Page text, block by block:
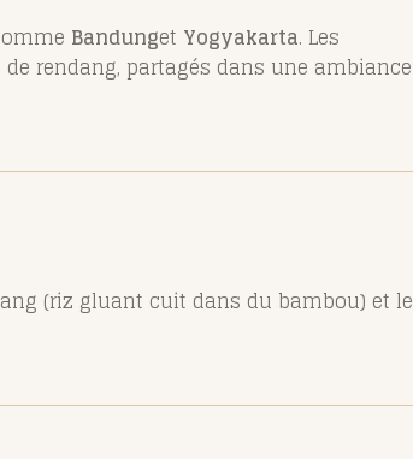
Bandunget Yogyakarta. Les
rendang, partagés dans une ambiance
(riz gluant cuit dans du bambou) et le